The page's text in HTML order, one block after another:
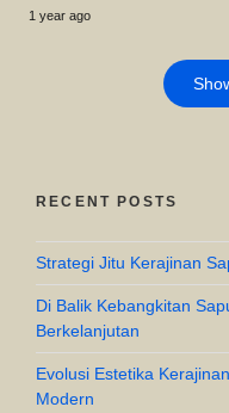
1 year ago
RECENT POSTS
Strategi Jitu Kerajinan
Di Balik Kebangkitan
Berkelanjutan
Evolusi Estetika
Modern